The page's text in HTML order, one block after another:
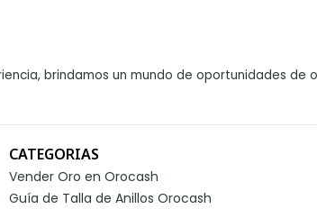
brindamos un mundo de oportunidades de
CATEGORIAS
Vender Oro en Orocash
Guía de Talla de Anillos Orocash